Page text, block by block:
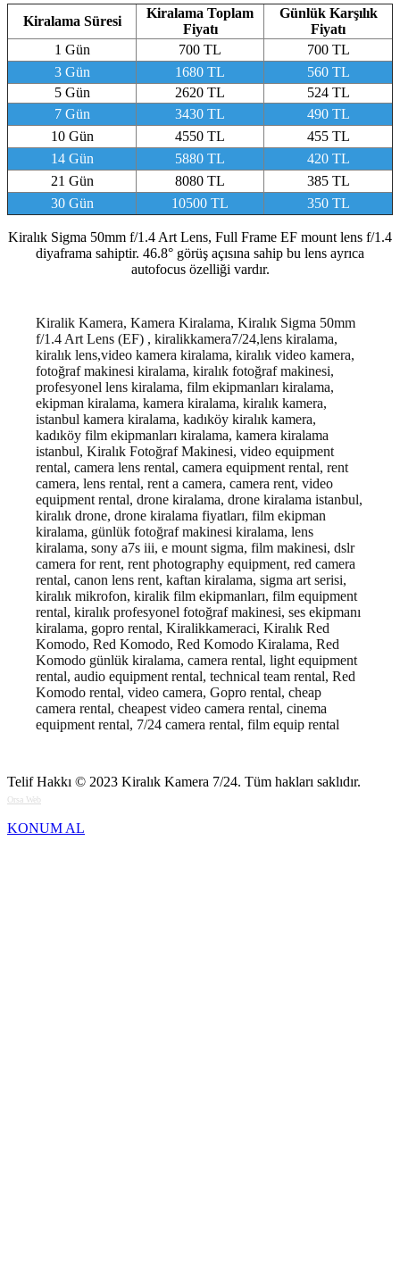
Kiralama Süresi
Kiralama Toplam
Fiyatı
Günlük Karşılık
Fiyatı
1 Gün
700 TL
700 TL
3 Gün
1680 TL
560 TL
5 Gün
2620 TL
524 TL
7 Gün
3430 TL
490 TL
10 Gün
4550 TL
455 TL
14 Gün
5880 TL
420 TL
21 Gün
8080 TL
385 TL
30 Gün
10500 TL 350 TL
Kiralık Sigma 50mm f/1.4 Art Lens, Full Frame EF mount lens f/1.4
diyaframa sahiptir. 46.8° görüş açısına sahip bu lens ayrıca
autofocus özelliği vardır.
Kiralik Kamera, Kamera Kiralama, Kiralık Sigma 50mm
f/1.4 Art Lens (EF) , kiralikkamera7/24,lens kiralama,
kiralık lens,video kamera kiralama, kiralık video kamera,
fotoğraf makinesi kiralama, kiralık fotoğraf makinesi,
profesyonel lens kiralama, film ekipmanları kiralama,
ekipman kiralama, kamera kiralama, kiralık kamera,
istanbul kamera kiralama, kadıköy kiralık kamera,
kadıköy film ekipmanları kiralama, kamera kiralama
istanbul, Kiralık Fotoğraf Makinesi, video equipment
rental, camera lens rental, camera equipment rental, rent
camera, lens rental, rent a camera, camera rent, video
equipment rental, drone kiralama, drone kiralama istanbul,
kiralık drone, drone kiralama fiyatları, film ekipman
kiralama, günlük fotoğraf makinesi kiralama, lens
kiralama, sony a7s iii, e mount sigma, film makinesi, dslr
camera for rent, rent photography equipment, red camera
rental, canon lens rent, kaftan kiralama, sigma art serisi,
kiralık mikrofon, kiralik film ekipmanları, film equipment
rental, kiralık profesyonel fotoğraf makinesi, ses ekipmanı
kiralama, gopro rental, Kiralikkameraci, Kiralık Red
Komodo, Red Komodo, Red Komodo Kiralama, Red
Komodo günlük kiralama, camera rental, light equipment
rental, audio equipment rental, technical team rental, Red
Komodo rental, video camera, Gopro rental, cheap
camera rental, cheapest video camera rental, cinema
equipment rental, 7/24 camera rental, film equip rental
Telif Hakkı © 2023 Kiralık Kamera 7/24. Tüm hakları saklıdır.
Orsa Web
KONUM AL